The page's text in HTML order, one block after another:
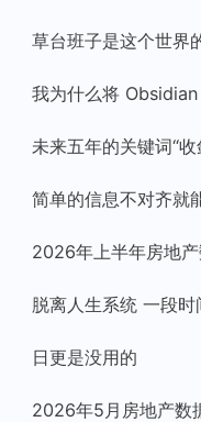
草台班子是这个世界
我为什么将
未来五年的关键词“收
简单的信息不对齐就
2026年上半年房地
脱离人生系统 一段时
日更是没用的
2026年5月房地产数